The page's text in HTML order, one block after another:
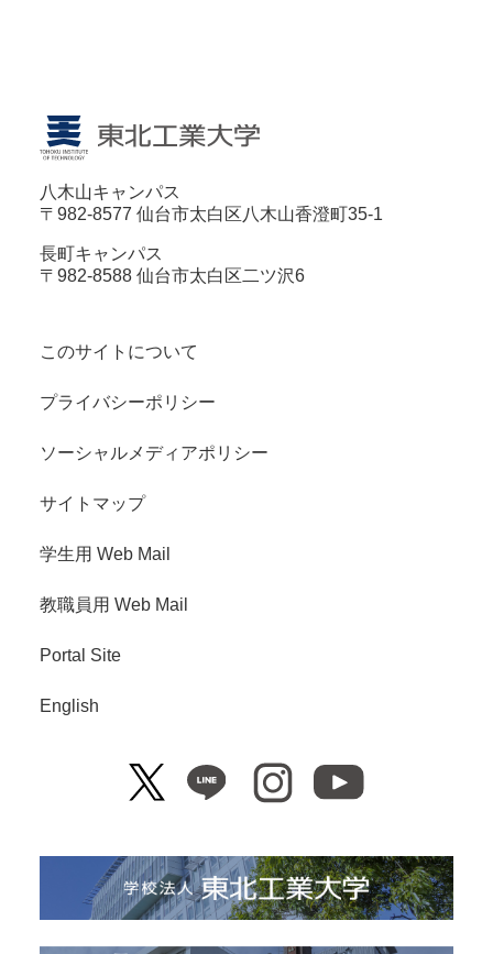
八木山キャンパス
〒982-8577 仙台市太白区八木山香澄町35-1
長町キャンパス
〒982-8588 仙台市太白区二ツ沢6
このサイトについて
プライバシーポリシー
ソーシャルメディアポリシー
サイトマップ
学生用 Web Mail
教職員用 Web Mail
Portal Site
English